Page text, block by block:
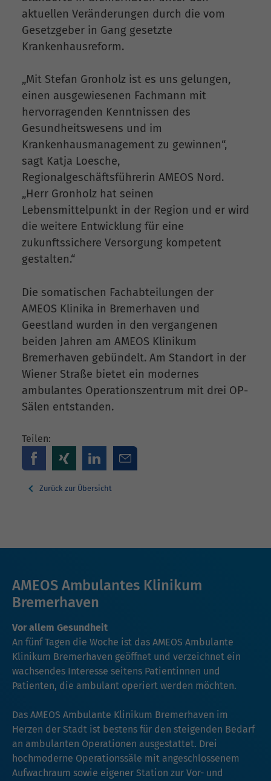
aktuellen Veränderungen durch die vom
Gesetzgeber in Gang gesetzte
Krankenhausreform.
„Mit Stefan Gronholz ist es uns gelungen,
einen ausgewiesenen Fachmann mit
hervorragenden Kenntnissen des
Gesundheitswesens und im
Krankenhausmanagement zu gewinnen“,
sagt Katja Loesche,
Regionalgeschäftsführerin AMEOS Nord.
„Herr Gronholz hat seinen
Lebensmittelpunkt in der Region und er wird
die weitere Entwicklung für eine
zukunftssichere Versorgung kompetent
gestalten.“
Die somatischen Fachabteilungen der
AMEOS Klinika in Bremerhaven und
Geestland wurden in den vergangenen
beiden Jahren am AMEOS Klinikum
Bremerhaven gebündelt. Am Standort in der
Wiener Straße bietet ein modernes
ambulantes Operationszentrum mit drei OP-
Sälen entstanden.
Teilen:
Zurück zur Übersicht
AMEOS Ambulantes Klinikum
Bremerhaven
Vor allem Gesundheit
An fünf Tagen die Woche ist das AMEOS Ambulante
Klinikum Bremerhaven geöffnet und verzeichnet ein
wachsendes Interesse seitens Patientinnen und
Patienten, die ambulant operiert werden möchten.
Das AMEOS Ambulante Klinikum Bremerhaven im
Herzen der Stadt ist bestens für den steigenden Bedarf
an ambulanten Operationen ausgestattet. Drei
hochmoderne Operationssäle mit angeschlossenem
Aufwachraum sowie eigener Station zur Vor- und